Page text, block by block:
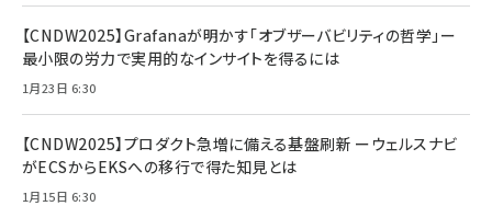
【CNDW2025】Grafanaが明かす「オブザーバビリティの哲学」ー
最小限の労力で実用的なインサイトを得るには
1月23日 6:30
【CNDW2025】プロダクト急増に備える基盤刷新 ーウェルスナビ
がECSからEKSへの移行で得た知見とは
1月15日 6:30